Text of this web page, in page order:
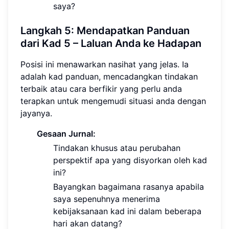
saya?
Langkah 5: Mendapatkan Panduan
dari Kad 5 – Laluan Anda ke Hadapan
Posisi ini menawarkan nasihat yang jelas. Ia
adalah kad panduan, mencadangkan tindakan
terbaik atau cara berfikir yang perlu anda
terapkan untuk mengemudi situasi anda dengan
jayanya.
Gesaan Jurnal:
Tindakan khusus atau perubahan
perspektif apa yang disyorkan oleh kad
ini?
Bayangkan bagaimana rasanya apabila
saya sepenuhnya menerima
kebijaksanaan kad ini dalam beberapa
hari akan datang?